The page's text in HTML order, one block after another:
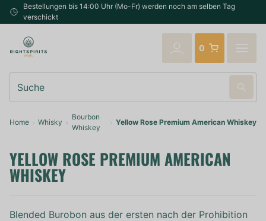
Bestellungen bis 14:00 Uhr (Mo-Fr) werden noch am selben Tag
verschickt
0
Home Whisky
Bourbon
Whiskey
Yellow Rose Premium American Whiskey
YELLOW ROSE PREMIUM AMERICAN
WHISKEY
Blended Burobon aus der ersten nach der Prohibition